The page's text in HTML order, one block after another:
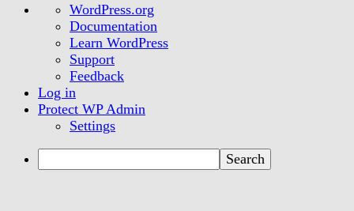
About
WordPress
WordPress.org
Documentation
Learn WordPress
Support
Feedback
Log in
Protect WP Admin
Settings
Search